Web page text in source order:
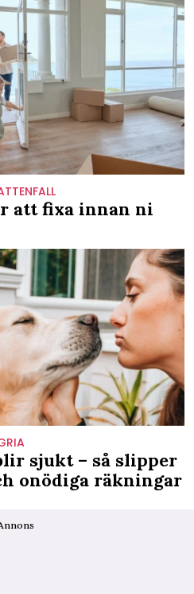
att fixa innan ni
sjukt – så slipper
onödiga räkningar